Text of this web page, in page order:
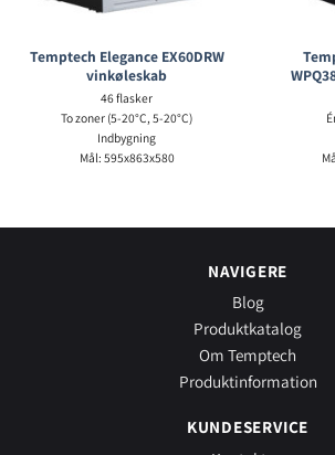
Temptech Elegance EX60DRW
vinkøleskab
46 flasker
To zoner (5-20°C, 5-20°C)
Indbygning
Mål: 595x863x580
NAVIGERE
Blog
Produktkatalog
Om Temptech
Produktinformation
KUNDESERVICE